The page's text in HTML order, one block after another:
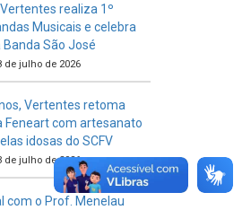
realiza 1º
Musicais e celebra
São José
julho de 2026
Vertentes retoma
Feneart com artesanato
idosas do SCFV
julho de 2026
com o Prof. Menelau